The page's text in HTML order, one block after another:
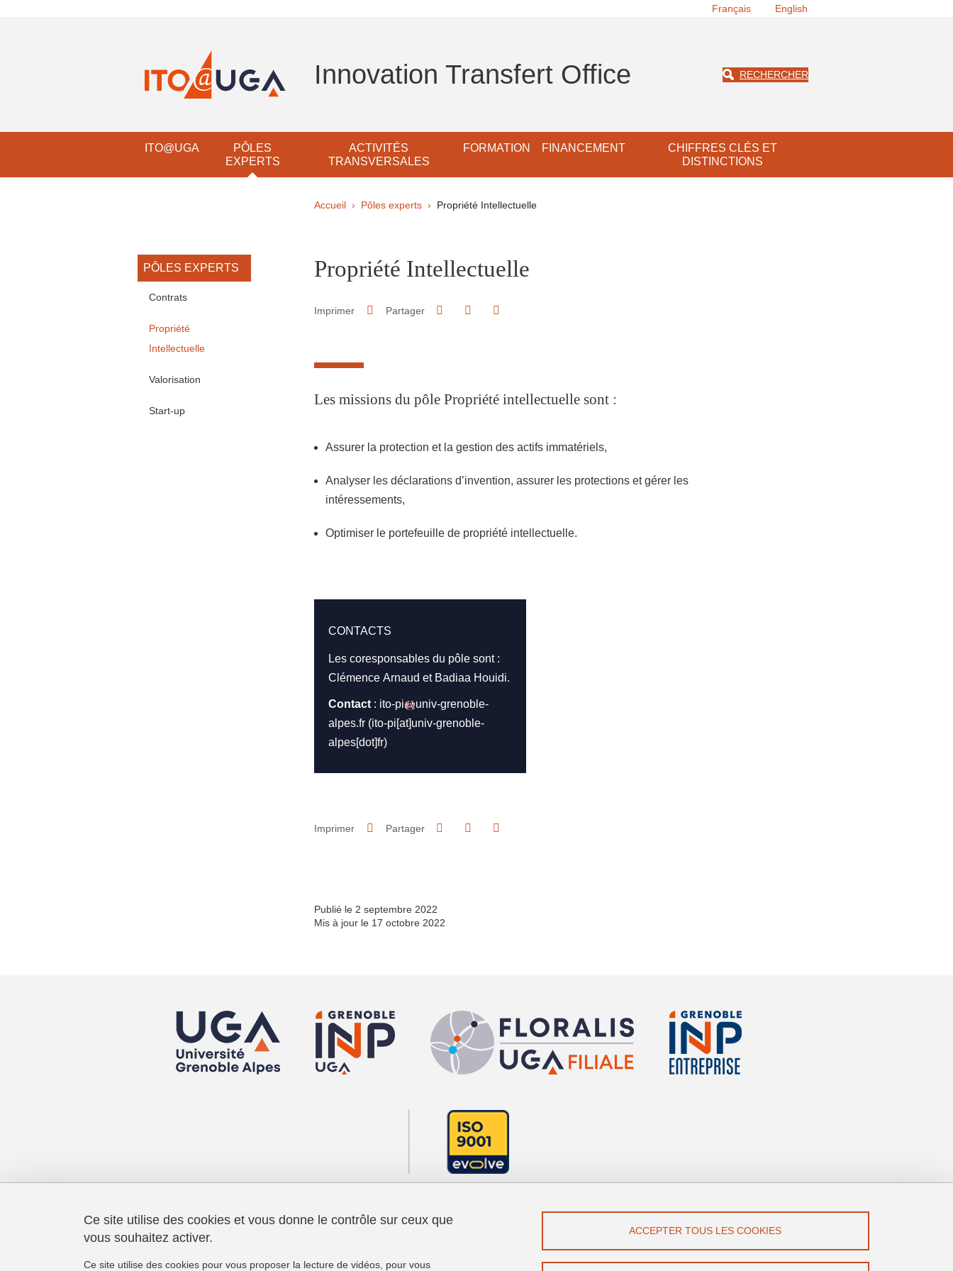
Français English
Innovation Transfert Office RECHERCHER
Navigation principale
ITO@UGA
PÔLES
EXPERTS
ACTIVITÉS
TRANSVERSALES
FORMATION FINANCEMENT
CHIFFRES CLÉS ET
DISTINCTIONS
Fil d'Ariane
Accueil Pôles experts Propriété Intellectuelle
Navigation principale Sidebar
PÔLES EXPERTS
Contrats
Propriété
Intellectuelle
Valorisation
Start-up
Propriété Intellectuelle
Imprimer Partager Partager sur Facebook
Partager sur LinkedIn
Les missions du pôle Propriété intellectuelle sont :
Assurer la protection et la gestion des actifs immatériels,
Analyser les déclarations d’invention, assurer les protections et gérer les
intéressements,
Optimiser le portefeuille de propriété intellectuelle.
CONTACTS
Les coresponsables du pôle sont :
Clémence Arnaud et Badiaa Houidi.
Contact: ito-pi
univ-grenoble-
alpes.fr(ito-pi[at]univ-grenoble-
alpes[dot]fr)
Imprimer Partager Partager sur Facebook
Partager sur LinkedIn
Publié le 2 septembre 2022
Mis à jour le 17 octobre 2022
Grenoble INP - UGA
38031 Grenoble Cedex 1
Ce site utilise des cookies et vous donne le contrôle sur ceux que
vous souhaitez activer.
Ce site utilise des cookies pour vous proposer la lecture de vidéos, pour vous
ACCEPTER TOUS LES COOKIES